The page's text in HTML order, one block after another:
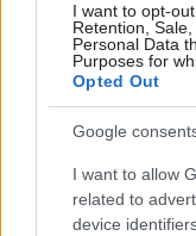
I want to opt-
Retention,
Personal Data
Purposes for
Opted Out
Google
I want to allow
related to
device